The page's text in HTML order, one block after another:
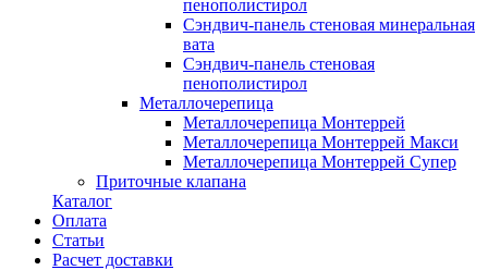
пенополистирол
Сэндвич-панель стеновая минеральная
вата
Сэндвич-панель стеновая
пенополистирол
Металлочерепица
Металлочерепица Монтеррей
Металлочерепица Монтеррей Макси
Металлочерепица Монтеррей Супер
Приточные клапана
Каталог
Оплата
Статьи
Расчет доставки